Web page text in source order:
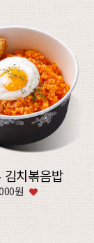
김치볶음밥
원